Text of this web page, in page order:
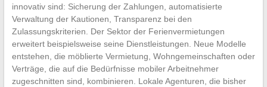
innovativ sind: Sicherung der Zahlungen, automatisierte
Verwaltung der Kautionen, Transparenz bei den
Zulassungskriterien. Der Sektor der Ferienvermietungen
erweitert beispielsweise seine Dienstleistungen. Neue Modelle
entstehen, die möblierte Vermietung, Wohngemeinschaften oder
Verträge, die auf die Bedürfnisse mobiler Arbeitnehmer
zugeschnitten sind, kombinieren. Lokale Agenturen, die bisher